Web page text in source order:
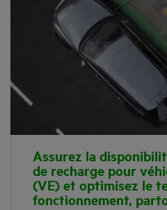
Assurez la
de recharge pour
(VE) et optimisez le
fonctionnement,